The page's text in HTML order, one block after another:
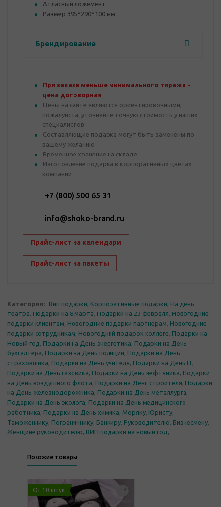
Атласный ложемент
Размер 395*290*100 мм
Брендирование
При заказе меньше минимального тиража -
цена договорная
Цены на сайте являются ориентировочными,
пожалуйста, уточняйте точную стоимость у наших
специалистов
Составляющие подарка могут быть заменены по
вашему желанию
Временное хранение на складе
Изготовление подарка в корпоративных цветах
компании
+7 (800) 500 65 31
info@shoko-brand.ru
Прайс-лист на календари
Прайс-лист на пакеты
Категории: Вип подарки, Корпоративные подарки, На день
театра, Подарки на 8 марта, Подарки на 23 февраля, Новогодние
подарки клиентам, Новогодние подарки партнерам, Новогодние
подарки сотрудникам, Новогодний подарок коллеге, Подарки на
Новый год , Подарки на День энергетика, Подарки на День
бухгалтера, Подарки на День полиции, Подарки на День
страховщика, Подарки на День учителя, Подарки на День IT,
Подарки на День газовика, Подарки на День нефтяника, Подарки
на День воздушного флота, Подарки на День строителя, Подарки
на День железнодорожника, Подарки на День металлурга,
Подарки на День эколога, Подарки на День медицинского
работника, Подарки на День химика, Моряку, Юристу,
Таможеннику, Пограничнику, Банкиру, Руководителю, Бизнесмену,
Женщине руководителю, ВИП подарки на новый год ,
Похожие товары
От 10 штук